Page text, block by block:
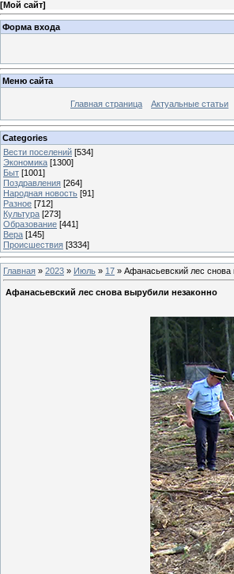
[Мой сайт]
Форма входа
Меню сайта
Главная страница Актуальные статьи
Categories
Вести поселений [534]
Экономика [1300]
Быт [1001]
Поздравления [264]
Народная новость [91]
Разное [712]
Культура [273]
Образование [441]
Вера [145]
Происшествия [3334]
Главная » 2023 » Июль » 17 » Афанасьевский лес снова
Афанасьевский лес снова вырубили незаконно